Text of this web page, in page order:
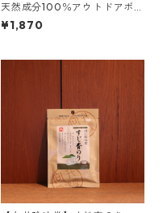
天然成分100％アウトドアボデ
ィスプレー 100ｍｌ 携帯用
に
¥1,870